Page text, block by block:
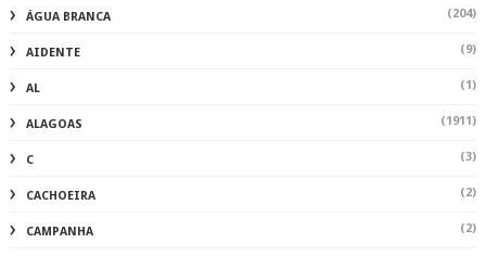
ÁGUA BRANCA (204)
AIDENTE (9)
AL (1)
ALAGOAS (1911)
C (3)
CACHOEIRA (2)
CAMPANHA (2)